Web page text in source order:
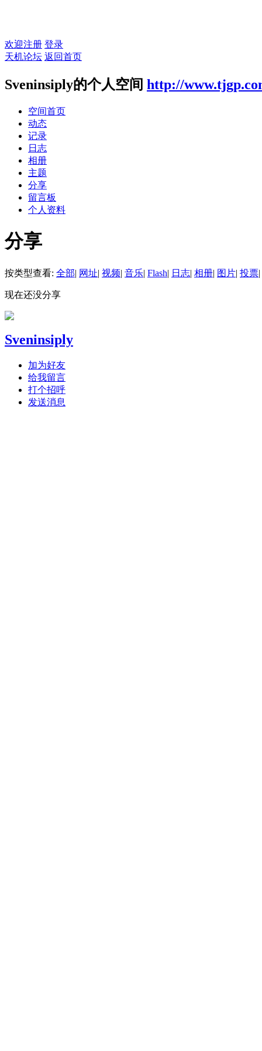
欢迎注册 登录
天机论坛 返回首页
Sveninsiply的个人空间 http://
空间首页
动态
记录
日志
相册
主题
分享
留言板
个人资料
分享
按类型查看: 全部| 网址| 视频| 音乐| Flash| 日志| 相册| 图片| 投票|
现在还没分享
Sveninsiply
加为好友
给我留言
打个招呼
发送消息